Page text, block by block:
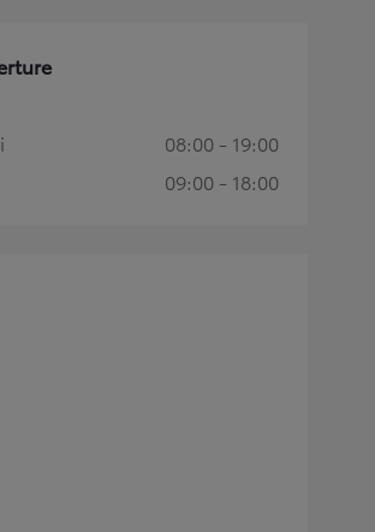
08:00 - 19:00
09:00 - 18:00